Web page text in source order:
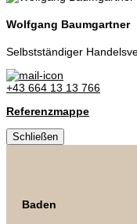
Wolfgang Baumgartner
Selbstständiger
+43 664 13 13 766
Referenzmappe
Schließen
Baden